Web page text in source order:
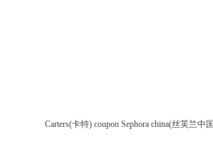
Carters(卡特) coupon Sephora china(丝芙兰中